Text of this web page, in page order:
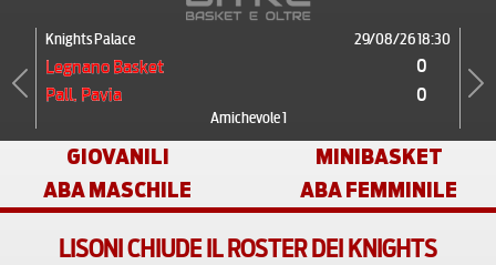
Knights Palace 29/08/26 18:30
Legnano Basket
0
Pall. Pavia
0
Amichevole 1
Previous Next
GIOVANILI
MINIBASKET
ABA MASCHILE
ABA FEMMINILE
LISONI CHIUDE IL ROSTER DEI KNIGHTS